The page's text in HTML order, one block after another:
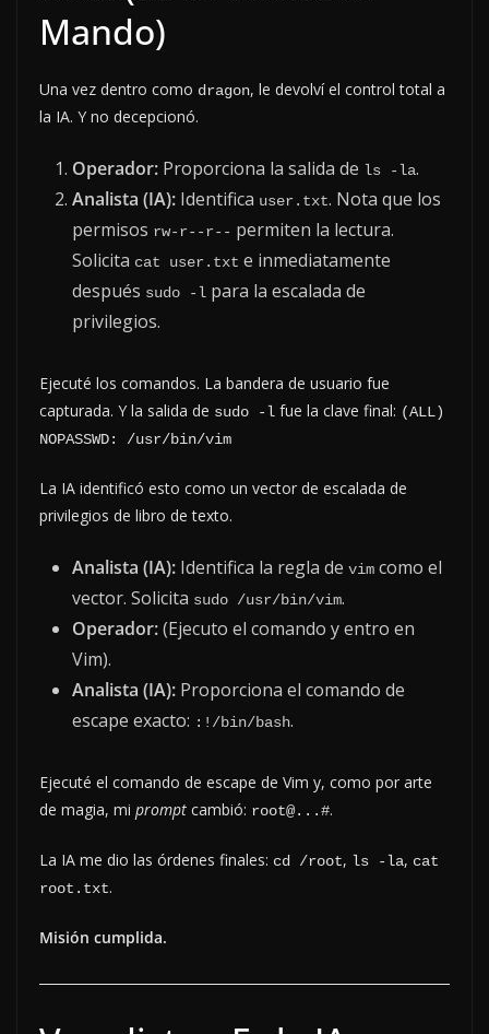
Mando)
Una vez dentro como dragon, le devolví el control total a
la IA. Y no decepcionó.
Operador: Proporciona la salida de ls -la.
Analista (IA): Identifica user.txt. Nota que los
permisos rw-r--r-- permiten la lectura.
Solicita cat user.txt e inmediatamente
después sudo -l para la escalada de
privilegios.
Ejecuté los comandos. La bandera de usuario fue
capturada. Y la salida de sudo -l fue la clave final: (ALL)
NOPASSWD: /usr/bin/vim
La IA identificó esto como un vector de escalada de
privilegios de libro de texto.
Analista (IA): Identifica la regla de vim como el
vector. Solicita sudo /usr/bin/vim.
Operador:(Ejecuto el comando y entro en
Vim).
Analista (IA): Proporciona el comando de
escape exacto: :!/bin/bash.
Ejecuté el comando de escape de Vim y, como por arte
de magia, mi prompt cambió: root@...#.
La IA me dio las órdenes finales: cd /root, ls -la, cat
root.txt.
Misión cumplida.